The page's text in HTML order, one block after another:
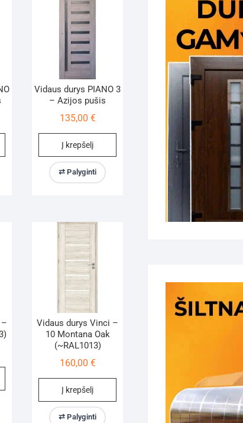
Vidaus durys PIANO 3
– Azijos pušis
135,00 €
Į krepšelį
⇄ Palyginti
Vidaus durys Vinci –
10 Montana Oak
(~RAL1013)
160,00 €
Į krepšelį
⇄ Palyginti